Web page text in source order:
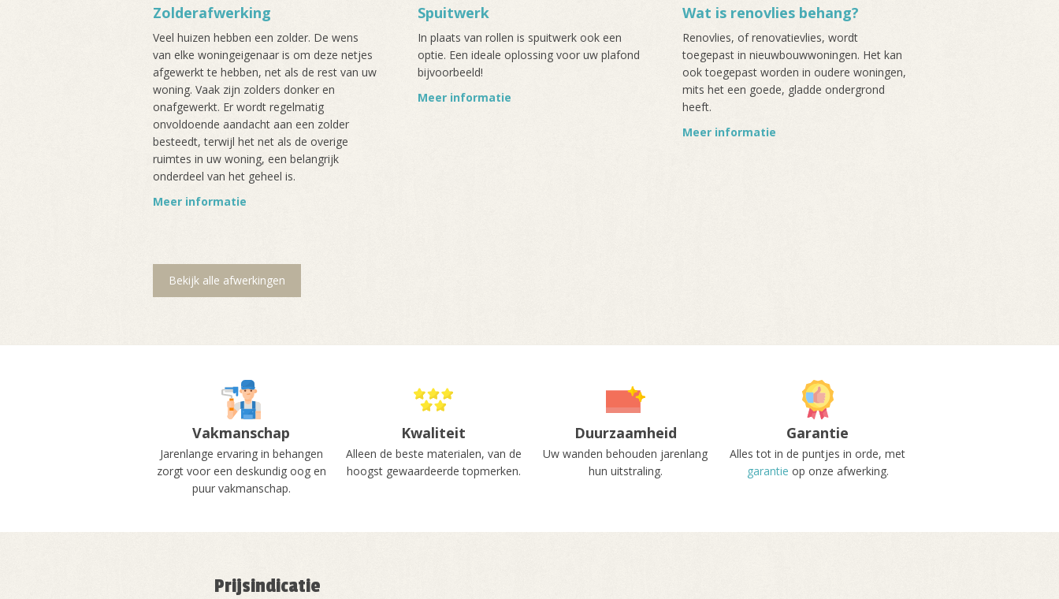
Zolderafwerking
Veel huizen hebben een zolder. De wens
van elke woningeigenaar is om deze netjes
afgewerkt te hebben, net als de rest van uw
woning. Vaak zijn zolders donker en
onafgewerkt. Er wordt regelmatig
onvoldoende aandacht aan een zolder
besteedt, terwijl het net als de overige
ruimtes in uw woning, een belangrijk
onderdeel van het geheel is.
Meer informatie
Spuitwerk
In plaats van rollen is spuitwerk ook een
optie. Een ideale oplossing voor uw plafond
bijvoorbeeld!
Meer informatie
Wat is renovlies behang?
Renovlies, of renovatievlies, wordt
toegepast in nieuwbouwwoningen. Het kan
ook toegepast worden in oudere woningen,
mits het een goede, gladde ondergrond
heeft.
Meer informatie
Bekijk alle afwerkingen
Vakmanschap
Jarenlange ervaring in behangen
zorgt voor een deskundig oog en
puur vakmanschap.
Kwaliteit
Alleen de beste materialen, van de
hoogst gewaardeerde topmerken.
Duurzaamheid
Uw wanden behouden jarenlang
hun uitstraling.
Garantie
Alles tot in de puntjes in orde, met
garantie op onze afwerking.
Prijsindicatie